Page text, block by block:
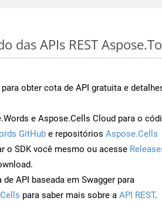
das APIs REST
para obter cota de API gratuita e
e Aspose.Cells Cloud para o
GitHub e repositórios Aspose.Cells
o SDK você mesmo ou acesse
API baseada em Swagger para
para saber mais sobre a API REST.